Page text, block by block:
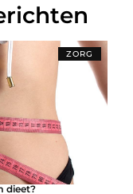
ZORG
dieet?